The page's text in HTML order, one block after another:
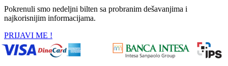
Pokrenuli smo nedeljni bilten sa probranim dešavanjima i
najkorisnijim informacijama.
PRIJAVI ME !